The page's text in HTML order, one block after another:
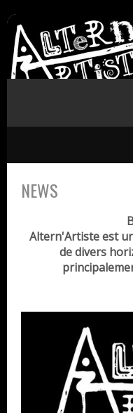
NEWS
Altern'Artiste est
de divers